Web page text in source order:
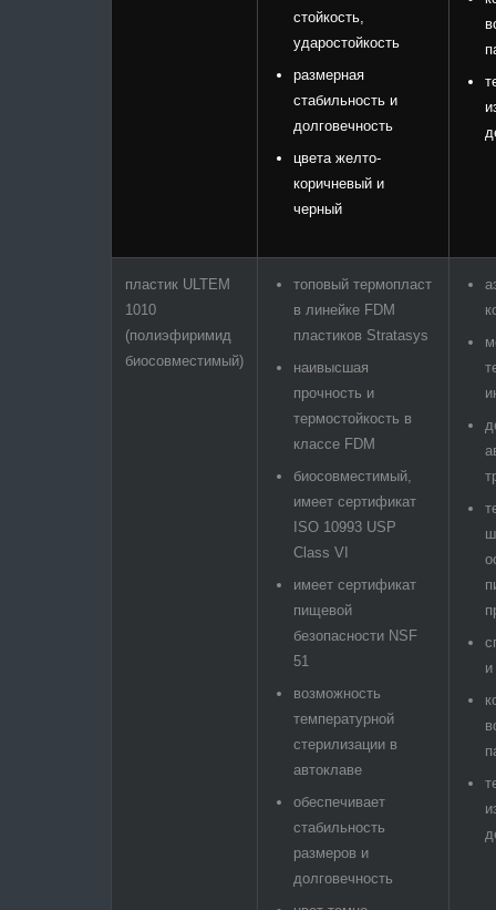
стойкость,
ударостойкость
размерная
стабильность и
долговечность
цвета желто-
коричневый и
черный
пластик ULTEM
1010
(полиэфиримид
биосовместимый)
топовый термопласт
в линейке FDM
пластиков Stratasys
наивысшая
прочность и
термостойкость в
классе FDM
биосовместимый,
имеет сертификат
ISO 10993 USP
Class VI
имеет сертификат
пищевой
безопасности NSF
51
возможность
температурной
стерилизации в
автоклаве
обеспечивает
стабильность
размеров и
долговечность
и